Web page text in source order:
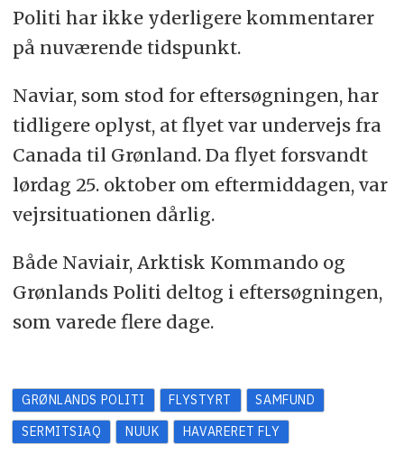
Politi har ikke yderligere kommentarer
på nuværende tidspunkt.
Naviar, som stod for eftersøgningen, har
tidligere oplyst, at flyet var undervejs fra
Canada til Grønland. Da flyet forsvandt
lørdag 25. oktober om eftermiddagen, var
vejrsituationen dårlig.
Både Naviair, Arktisk Kommando og
Grønlands Politi deltog i eftersøgningen,
som varede flere dage.
GRØNLANDS POLITI FLYSTYRT
SAMFUND
SERMITSIAQ
NUUK HAVARERET FLY